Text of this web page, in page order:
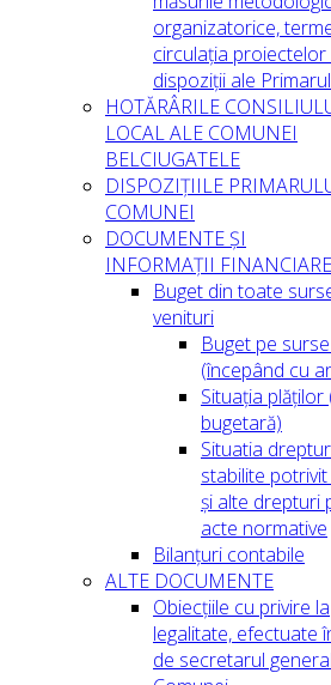
organizatorice,
circulația proiectelor
dispoziții ale
HOTĂRÂRILE
LOCAL ALE COMUNEI
BELCIUGATELE
DISPOZIȚIILE
COMUNEI
DOCUMENTE ȘI
INFORMAȚII FINANCIARE
Buget din toate
venituri
Buget pe
(începând cu
Situația plăților
bugetară)
Situatia
stabilite
și alte drepturi
acte normative
Bilanțuri contabile
ALTE DOCUMENTE
Obiecțiile cu privire la
legalitate, efectuate
de secretarul